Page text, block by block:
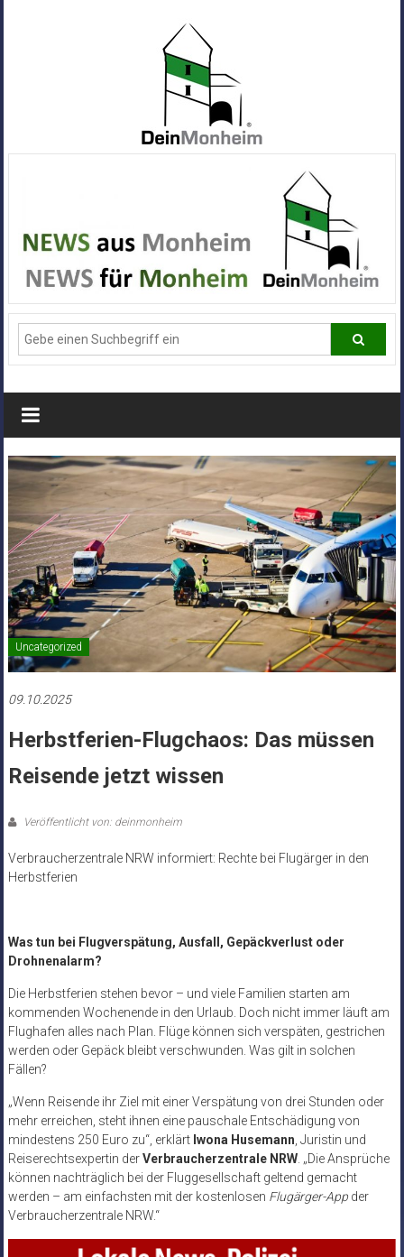
Alle
News
aus
Deiner
Stadt
Monheim
Uncategorized
09.10.2025
Herbstferien-Flugchaos: Das müssen
Reisende jetzt wissen
Veröffentlicht von: deinmonheim
Verbraucherzentrale NRW informiert: Rechte bei Flugärger in den
Herbstferien
Was tun bei Flugverspätung, Ausfall, Gepäckverlust oder
Drohnenalarm?
Die Herbstferien stehen bevor – und viele Familien starten am
kommenden Wochenende in den Urlaub. Doch nicht immer läuft am
Flughafen alles nach Plan. Flüge können sich verspäten, gestrichen
werden oder Gepäck bleibt verschwunden. Was gilt in solchen
Fällen?
„Wenn Reisende ihr Ziel mit einer Verspätung von drei Stunden oder
mehr erreichen, steht ihnen eine pauschale Entschädigung von
mindestens 250 Euro zu“, erklärt Iwona Husemann, Juristin und
Reiserechtsexpertin derVerbraucherzentrale NRW. „Die Ansprüche
können nachträglich bei der Fluggesellschaft geltend gemacht
werden – am einfachsten mit der kostenlosen Flugärger-Appder
Verbraucherzentrale NRW.“